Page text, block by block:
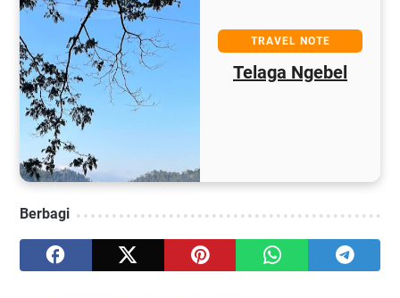
TRAVEL NOTE
Telaga Ngebel
Berbagi